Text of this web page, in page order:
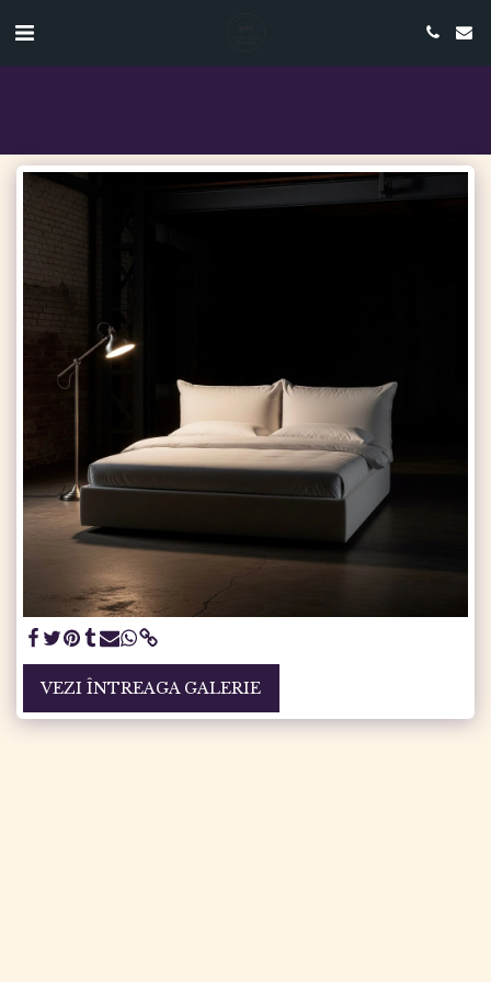
VEZI ÎNTREAGA GALERIE